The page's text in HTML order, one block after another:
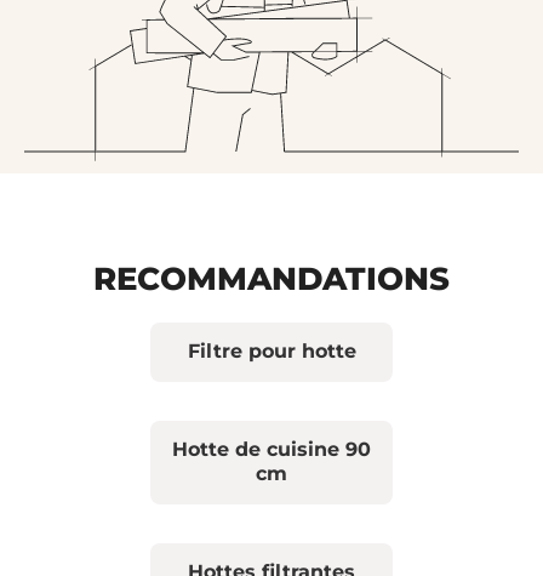
RECOMMANDATIONS
Filtre pour hotte
Hotte de cuisine 90
cm